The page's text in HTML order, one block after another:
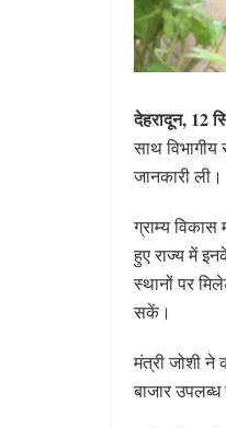
देहरादून, 12
साथ विभागीय
जानकारी ली।
ग्राम्य
हुए राज्य में
स्थानों पर
सकें।
मंत्री जोशी
बाजार